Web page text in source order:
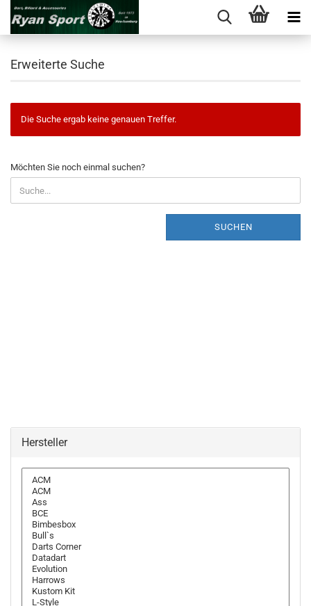
Erweiterte Suche
Die Suche ergab keine genauen Treffer.
MÖCHTEN
SIE
NOCH
EINMAL
Möchten Sie noch einmal suchen?
SUCHEN
Hersteller